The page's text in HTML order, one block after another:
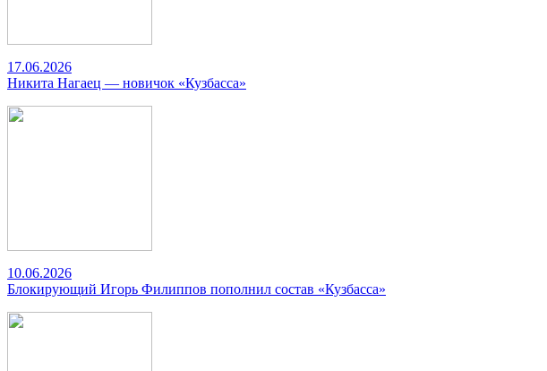
17.06.2026
Никита Нагаец — новичок «Кузбасса»
10.06.2026
Блокирующий Игорь Филиппов пополнил состав «Кузбасса»